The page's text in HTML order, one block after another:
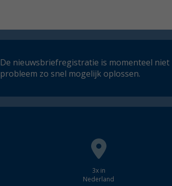
De nieuwsbriefregistratie is momenteel niet
probleem zo snel mogelijk oplossen.
3x in
Nederland